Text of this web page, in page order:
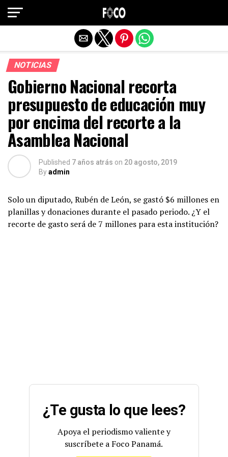
NOTICIAS
Gobierno Nacional recorta
presupuesto de educación muy
por encima del recorte a la
Asamblea Nacional
Published 7 años atrás on 20 agosto, 2019
Byadmin
Solo un diputado, Rubén de León, se gastó $6 millones en
planillas y donaciones durante el pasado periodo. ¿Y el
recorte de gasto será de 7 millones para esta institución?
¿Te gusta lo que lees?
Apoya el periodismo valiente y
suscríbete a Foco Panamá.
Salir de la versión móvil